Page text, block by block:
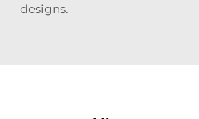
designs.